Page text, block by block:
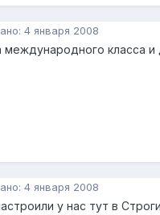
4 января 2008
международного класса
4 января 2008
у нас тут в